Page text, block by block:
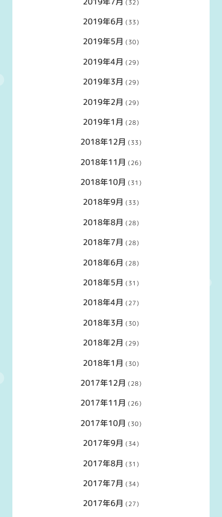
(32)
2019年6月 (33)
2019年5月 (30)
2019年4月 (29)
2019年3月 (29)
2019年2月 (29)
2019年1月 (28)
2018年12月 (33)
2018年11月 (26)
2018年10月 (31)
2018年9月 (33)
2018年8月 (28)
2018年7月 (28)
2018年6月 (28)
2018年5月 (31)
2018年4月 (27)
2018年3月 (30)
2018年2月 (29)
2018年1月 (30)
2017年12月 (28)
2017年11月 (26)
2017年10月 (30)
2017年9月 (34)
2017年8月 (31)
2017年7月 (34)
2017年6月 (27)